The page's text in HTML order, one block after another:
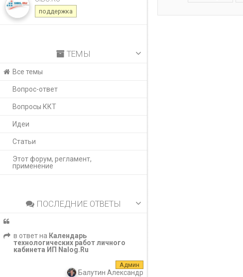
поддержка
ТЕМЫ
Все темы
Вопрос-ответ
Вопросы ККТ
Идеи
Статьи
Этот форум, регламент,
применение
ПОСЛЕДНИЕ ОТВЕТЫ
в ответ на Календарь
технологических работ личного
кабинета ИП Nalog.Ru
Админ
Балутин Александр